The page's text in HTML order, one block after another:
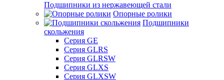
Подшипники из нержавеющей стали
Опорные ролики
Подшипники
скольжения
Серия GE
Серия GLRS
Серия GLRSW
Серия GLXS
Серия GLXSW